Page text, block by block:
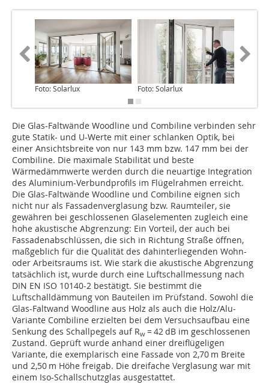
Foto: Solarlux Foto: Solarlux
Die Glas-Faltwände Woodline und Combiline verbinden sehr
gute Statik- und U-Werte mit einer schlanken Optik, bei
einer Ansichtsbreite von nur 143 mm bzw. 147 mm bei der
Combiline. Die maximale Stabilität und beste
Wärmedämmwerte werden durch die neuartige Integration
des Aluminium-Verbundprofils im Flügelrahmen erreicht.
Die Glas-Faltwände Woodline und Combiline eignen sich
nicht nur als Fassadenverglasung bzw. Raumteiler, sie
gewähren bei geschlossenen Glaselementen zugleich eine
hohe akustische Abgrenzung: Ein Vorteil, der auch bei
Fassadenabschlüssen, die sich in Richtung Straße öffnen,
maßgeblich für die Qualität des dahinterliegenden Wohn-
oder Arbeitsraums ist. Wie stark die akustische Abgrenzung
tatsächlich ist, wurde durch eine Luftschallmessung nach
DIN EN ISO 10140-2 bestätigt. Sie bestimmt die
Luftschalldämmung von Bauteilen im Prüfstand. Sowohl die
Glas-Faltwand Woodline aus Holz als auch die Holz/Alu-
Variante Combiline erzielten bei dem Versuchsaufbau eine
Senkung des Schallpegels auf Rw = 42 dB im geschlossenen
Zustand. Geprüft wurde anhand einer dreiflügeligen
Variante, die exemplarisch eine Fassade von 2,70 m Breite
und 2,50 m Höhe freigab. Die dreifache Verglasung war mit
einem Iso-Schallschutzglas ausgestattet.